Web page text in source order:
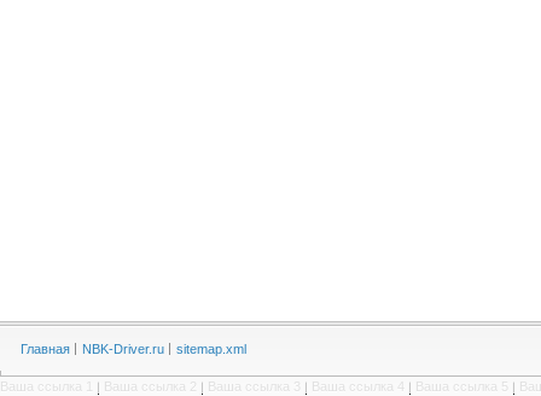
Главная NBK-Driver.ru sitemap.xml
Ваша ссылка 1 | Ваша ссылка 2 | Ваша ссылка 3 | Ваша ссылка 4 | Ваша ссылка 5 |